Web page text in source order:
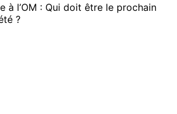
à l’OM : Qui doit être le prochain
?